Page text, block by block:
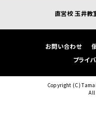
直営校 玉井教
お問い合わせ
プライ
Copyright (C)
All